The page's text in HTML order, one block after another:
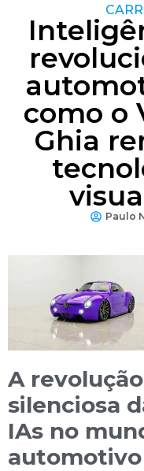
como o
Ghia
Paulo
A revolução
silenciosa
IAs no
automotivo